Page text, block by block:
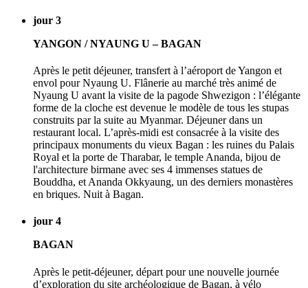
jour 3
YANGON / NYAUNG U – BAGAN
Après le petit déjeuner, transfert à l’aéroport de Yangon et
envol pour Nyaung U. Flânerie au marché très animé de
Nyaung U avant la visite de la pagode Shwezigon : l’élégante
forme de la cloche est devenue le modèle de tous les stupas
construits par la suite au Myanmar. Déjeuner dans un
restaurant local. L’après-midi est consacrée à la visite des
principaux monuments du vieux Bagan : les ruines du Palais
Royal et la porte de Tharabar, le temple Ananda, bijou de
l'architecture birmane avec ses 4 immenses statues de
Bouddha, et Ananda Okkyaung, un des derniers monastères
en briques. Nuit à Bagan.
jour 4
BAGAN
Après le petit-déjeuner, départ pour une nouvelle journée
d’exploration du site archéologique de Bagan, à vélo